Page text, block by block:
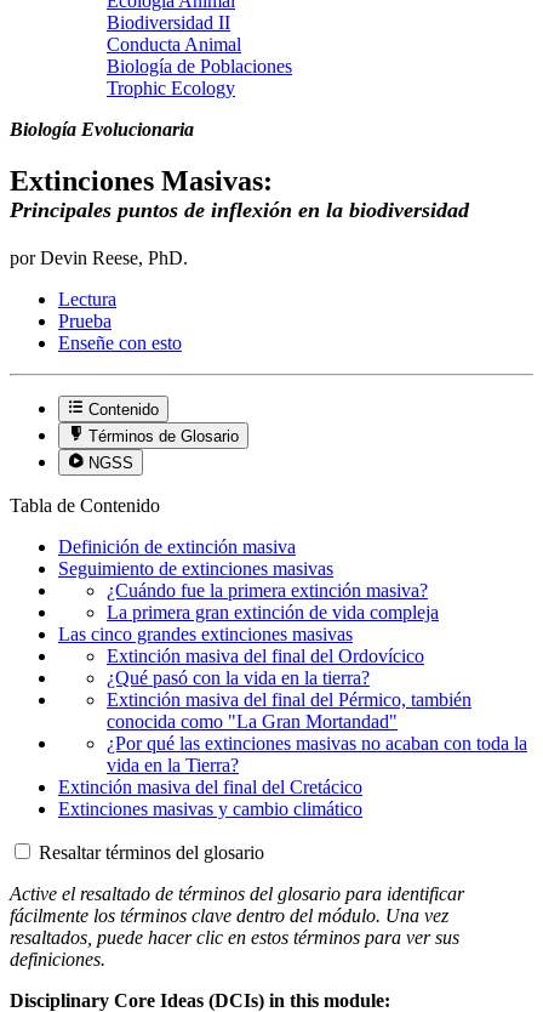
Biodiversidad II
Conducta Animal
Biología de Poblaciones
Trophic Ecology
Biología Evolucionaria
Extinciones Masivas:
Principales puntos de inflexión en la biodiversidad
por Devin Reese, PhD.
Lectura
Prueba
Enseñe con esto
Contenido
Términos de Glosario
NGSS
Tabla de Contenido
Definición de extinción masiva
Seguimiento de extinciones masivas
¿Cuándo fue la primera extinción masiva?
La primera gran extinción de vida compleja
Las cinco grandes extinciones masivas
Extinción masiva del final del Ordovícico
¿Qué pasó con la vida en la tierra?
Extinción masiva del final del Pérmico, también
conocida como "La Gran Mortandad"
¿Por qué las extinciones masivas no acaban con toda la
vida en la Tierra?
Extinción masiva del final del Cretácico
Extinciones masivas y cambio climático
Resaltar términos del glosario
Active el resaltado de términos del glosario para identificar
fácilmente los términos clave dentro del módulo. Una vez
resaltados, puede hacer clic en estos términos para ver sus
definiciones.
Disciplinary Core Ideas (DCIs) in this module: